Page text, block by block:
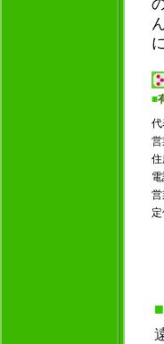
■
営
定
■